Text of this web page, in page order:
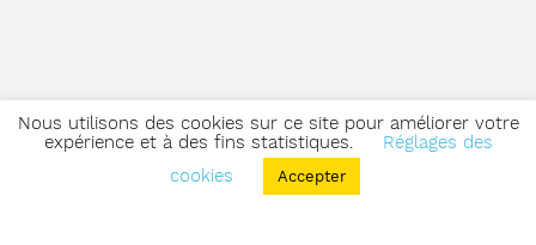
Nous utilisons des cookies sur ce site pour améliorer votre
expérience et à des fins statistiques.
Réglages des
cookies
Accepter